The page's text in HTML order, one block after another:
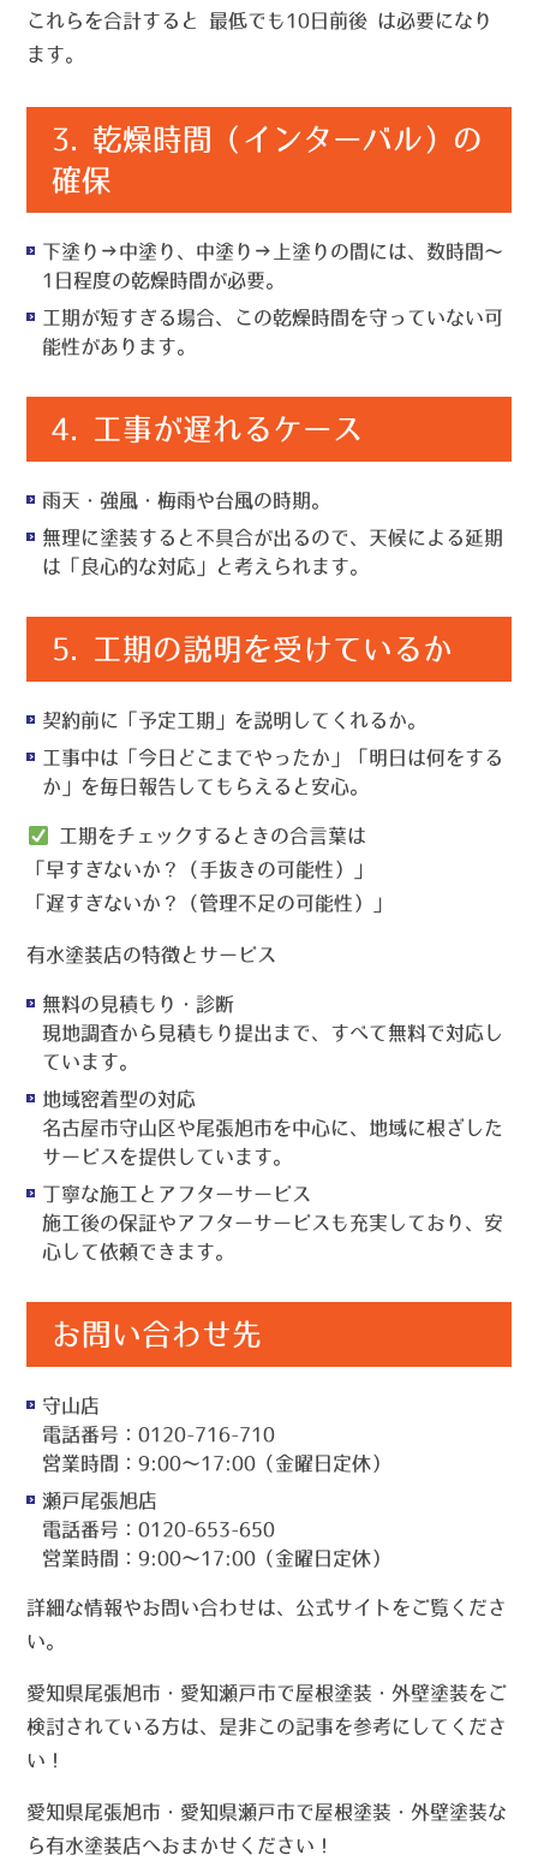
これらを合計すると 最低でも10日前後 は必要になり
ます。
3. 乾燥時間（インターバル）の
確保
下塗り→中塗り、中塗り→上塗りの間には、数時間〜
1日程度の乾燥時間が必要。
工期が短すぎる場合、この乾燥時間を守っていない可
能性があります。
4. 工事が遅れるケース
雨天・強風・梅雨や台風の時期。
無理に塗装すると不具合が出るので、天候による延期
は「良心的な対応」と考えられます。
5. 工期の説明を受けているか
契約前に「予定工期」を説明してくれるか。
工事中は「今日どこまでやったか」「明日は何をする
か」を毎日報告してもらえると安心。
工期をチェックするときの合言葉は
「早すぎないか？（手抜きの可能性）」
「遅すぎないか？（管理不足の可能性）」
有水塗装店の特徴とサービス
無料の見積もり・診断
現地調査から見積もり提出まで、すべて無料で対応し
ています。
地域密着型の対応
名古屋市守山区や尾張旭市を中心に、地域に根ざした
サービスを提供しています。
丁寧な施工とアフターサービス
施工後の保証やアフターサービスも充実しており、安
心して依頼できます。
お問い合わせ先
守山店
電話番号：0120-716-710
営業時間：9:00～17:00（金曜日定休）
瀬戸尾張旭店
電話番号：0120-653-650
営業時間：9:00～17:00（金曜日定休）
詳細な情報やお問い合わせは、公式サイトをご覧くださ
い。
愛知県尾張旭市・愛知瀬戸市で屋根塗装・外壁塗装をご
検討されている方は、是非この記事を参考にしてくださ
い！
愛知県尾張旭市・愛知県瀬戸市で屋根塗装・外壁塗装な
ら有水塗装店へおまかせください！